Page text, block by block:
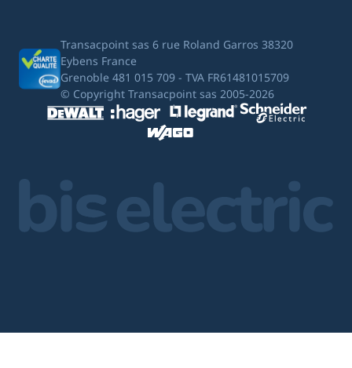
Transacpoint sas 6 rue Roland Garros 38320
Eybens France
Grenoble 481 015 709 - TVA FR61481015709
© Copyright Transacpoint sas 2005-2026